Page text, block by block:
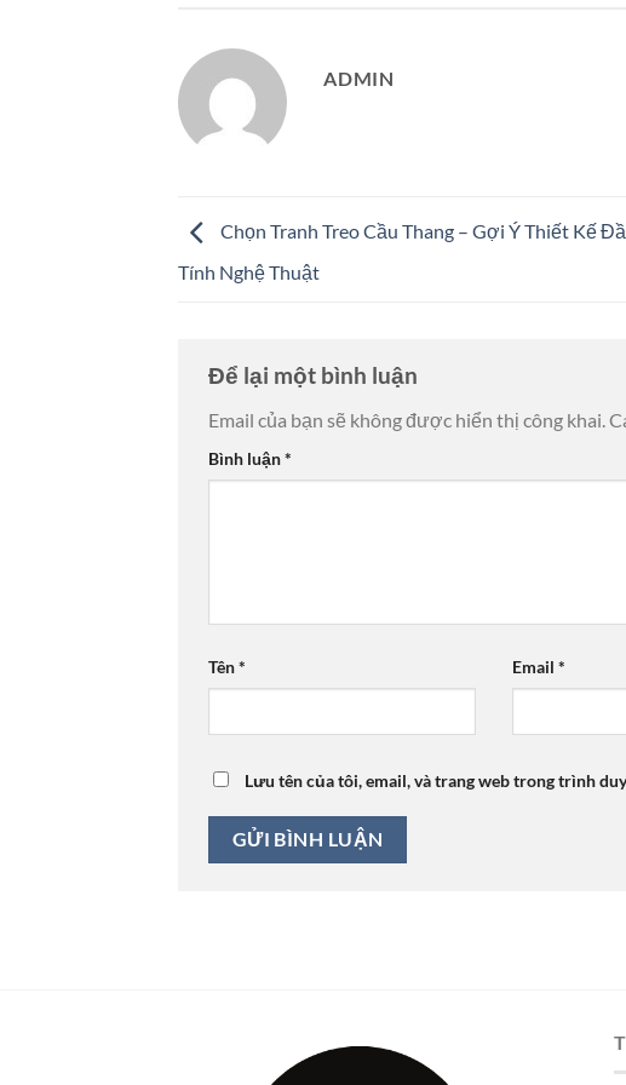
ADMIN
Chọn Tranh Treo Cầu Thang – Gợi Ý Thiết Kế
Tính Nghệ Thuật
Để lại một bình luận
Email của bạn sẽ không được hiển thị công khai.
Bình luận*
Tên* Email *
Lưu tên của tôi, email, và trang web trong trình